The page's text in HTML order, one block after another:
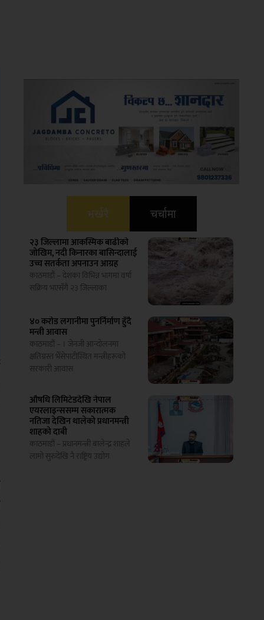
भर्खरै चर्चामा
२३ जिल्लामा आकस्मिक बाढीको
जोखिम, नदी किनारका बासिन्दालाई
उच्च सतर्कता अपनाउन आग्रह
काठमाडौं – देशका विभिन्न भागमा वर्षा
सक्रिय भएसँगै २३ जिल्लाका
४० करोड लगानीमा पुनर्निर्माण हुँदै
मन्त्री आवास
काठमाडौं – । जेनजी आन्दोलनमा
क्षतिग्रस्त भैँसेपाटीस्थित मन्त्रीहरूको
सरकारी आवास
औषधि लिमिटेडदेखि नेपाल
एयरलाइन्ससम्म सकारात्मक
नतिजा देखिन थालेको प्रधानमन्त्री
शाहको दाबी
काठमाडौं – प्रधानमन्त्री बालेन्द्र शाहले
लामो सुरुदेखि नै राष्ट्रिय उद्योग